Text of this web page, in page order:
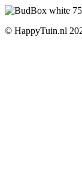
© HappyTuin.nl